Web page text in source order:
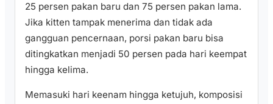
25 persen pakan baru dan 75 persen pakan lama.
Jika kitten tampak menerima dan tidak ada
gangguan pencernaan, porsi pakan baru bisa
ditingkatkan menjadi 50 persen pada hari keempat
hingga kelima.
Memasuki hari keenam hingga ketujuh, komposisi